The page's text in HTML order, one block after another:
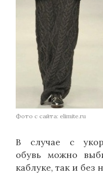
Фото с сайта: elimite.ru
В случае с
обувь можно
каблуке, так и без